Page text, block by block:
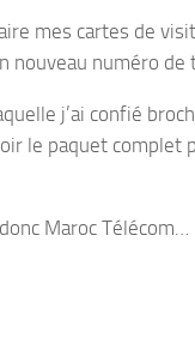
mes cartes de
nouveau numéro de
j’ai confié
le paquet complet
Maroc Télécom…